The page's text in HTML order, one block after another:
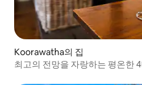
Koorawatha의 집
최고의 전망을 자랑하는 평온한